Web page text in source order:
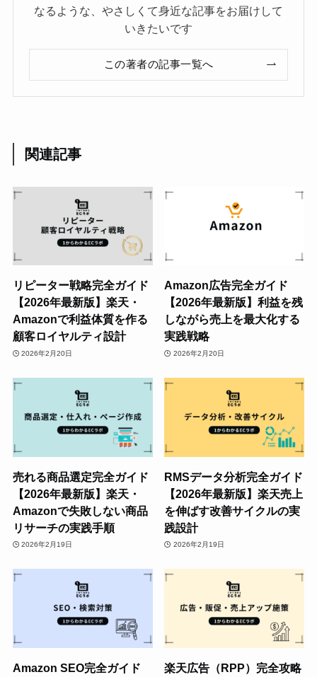
なるような、やさしくて身近な記事をお届けして
いきたいです
この著者の記事一覧へ
関連記事
リピーター戦略完全ガイド
【2026年最新版】楽天・
Amazonで利益体質を作る
顧客ロイヤルティ設計
2026年2月20日
Amazon広告完全ガイド
【2026年最新版】利益を残
しながら売上を最大化する
実践戦略
2026年2月20日
売れる商品選定完全ガイド
【2026年最新版】楽天・
Amazonで失敗しない商品
リサーチの実践手順
2026年2月19日
RMSデータ分析完全ガイド
【2026年最新版】楽天売上
を伸ばす改善サイクルの実
践設計
2026年2月19日
Amazon SEO完全ガイド
楽天広告（RPP）完全攻略